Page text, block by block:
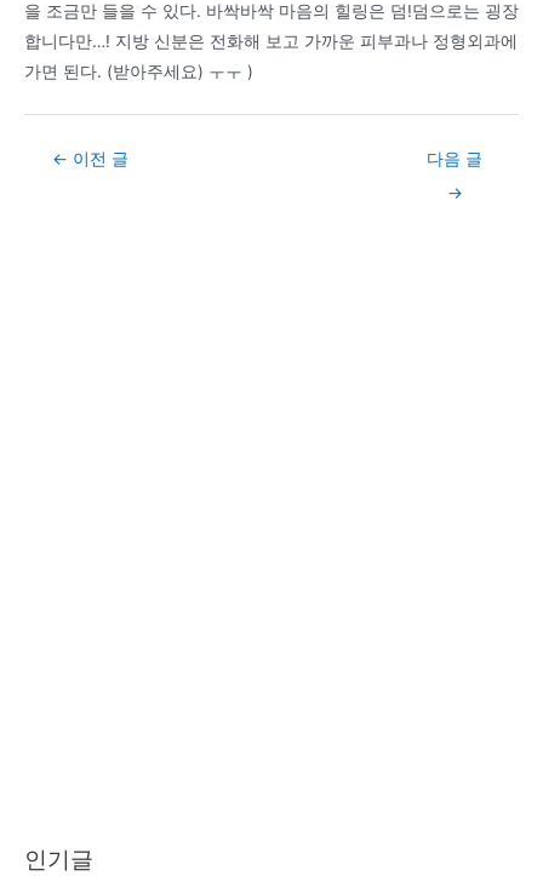
을 조금만 들을 수 있다. 바싹바싹 마음의 힐링은 덤!덤으로는 굉장
합니다만…! 지방 신분은 전화해 보고 가까운 피부과나 정형외과에
가면 된다. (받아주세요) ㅜㅜ )
Post← 이전 글
다음 글
→
인기글